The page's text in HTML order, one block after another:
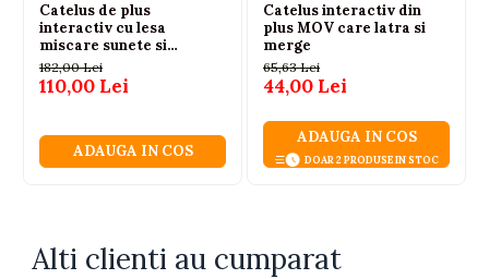
Continut set:
Pusher interactiv cu fata zambitoare si manere
Catelus de plus
interactiv cu lesa
miscare sunete si
melodii, 3 ani+
182,00 Lei
110,00 Lei
ADAUGA IN COS
Catelus interactiv din
plus MOV care latra si
merge
65,63 Lei
44,00 Lei
ADAUGA IN COS
DOAR 2 PRODUSE IN STOC
Alti clienti au cumparat